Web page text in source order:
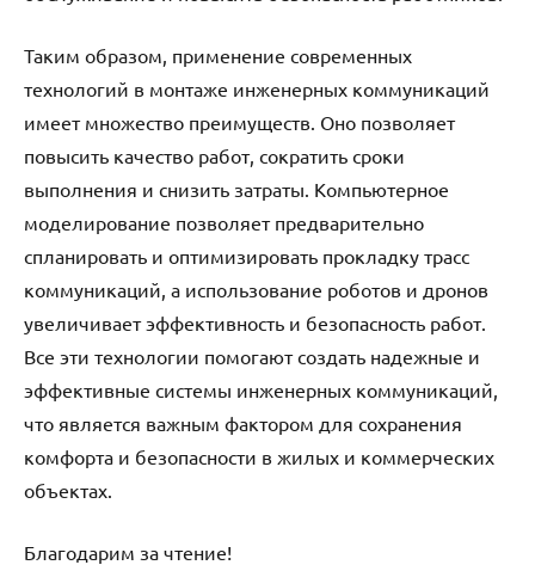
Таким образом, применение современных
технологий в монтаже инженерных коммуникаций
имеет множество преимуществ. Оно позволяет
повысить качество работ, сократить сроки
выполнения и снизить затраты. Компьютерное
моделирование позволяет предварительно
спланировать и оптимизировать прокладку трасс
коммуникаций, а использование роботов и дронов
увеличивает эффективность и безопасность работ.
Все эти технологии помогают создать надежные и
эффективные системы инженерных коммуникаций,
что является важным фактором для сохранения
комфорта и безопасности в жилых и коммерческих
объектах.
Благодарим за чтение!